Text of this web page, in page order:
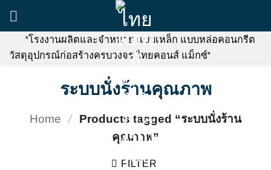
content"โรงงานผลิตและจำหน่าย แบบเหล็ก แบบหล่อคอนกรีต
วัสดุอุปกรณ์ก่อสร้างครบวงจร ไทยคอนส์ แม็กซ์"
ระบบนั่งร้านคุณภาพ
Home / Products tagged “ระบบนั่งร้าน
คุณภาพ”
FILTER